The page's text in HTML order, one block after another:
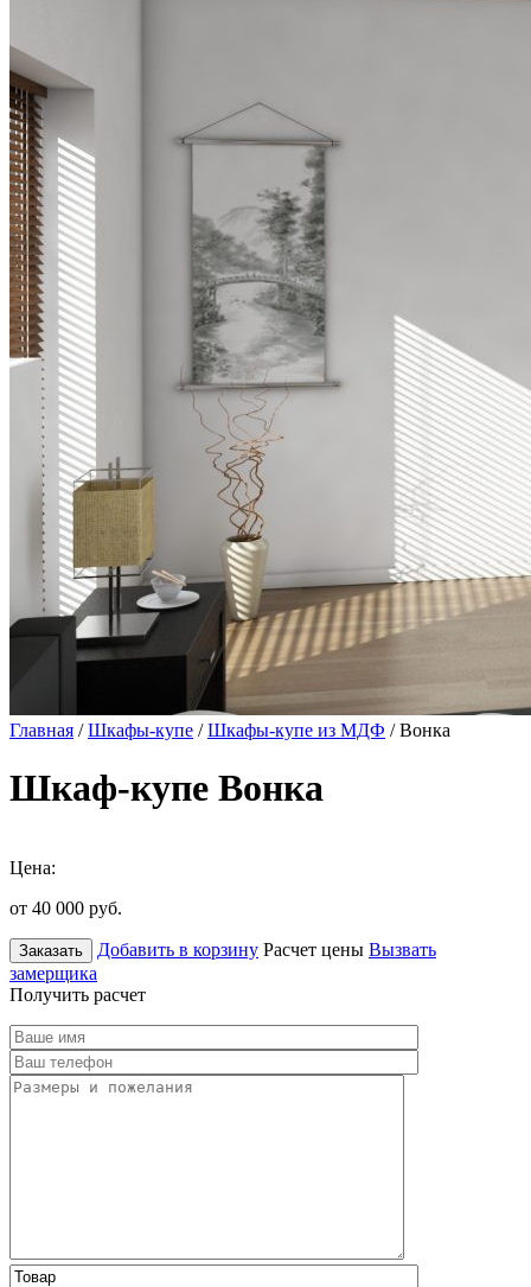
Главная /Шкафы-купе /Шкафы-купе из МДФ / Вонка
Шкаф-купе Вонка
Цена:
от 40 000 руб.
Заказать Добавить в корзину Расчет цены Вызвать
замерщика
Получить расчет